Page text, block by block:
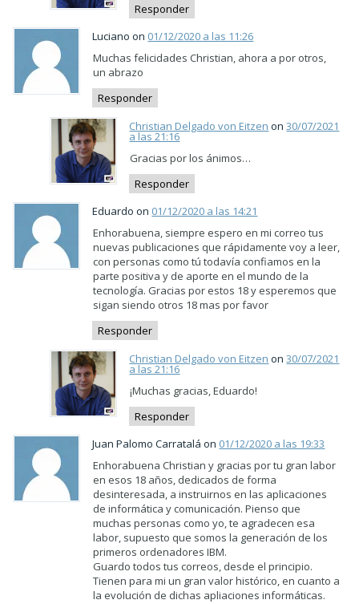
Responder
Luciano on 01/12/2020 a las 11:26
Muchas felicidades Christian, ahora a por otros,
un abrazo
Responder
Christian Delgado von Eitzen on30/07/2021
a las 21:16
Gracias por los ánimos…
Responder
Eduardo on 01/12/2020 a las 14:21
Enhorabuena, siempre espero en mi correo tus
nuevas publicaciones que rápidamente voy a leer,
con personas como tú todavía confiamos en la
parte positiva y de aporte en el mundo de la
tecnología. Gracias por estos 18 y esperemos que
sigan siendo otros 18 mas por favor
Responder
Christian Delgado von Eitzen on30/07/2021
a las 21:16
¡Muchas gracias, Eduardo!
Responder
Juan Palomo Carratalá on 01/12/2020 a las 19:33
Enhorabuena Christian y gracias por tu gran labor
en esos 18 años, dedicados de forma
desinteresada, a instruirnos en las aplicaciones
de informática y comunicación. Pienso que
muchas personas como yo, te agradecen esa
labor, supuesto que somos la generación de los
primeros ordenadores IBM.
Guardo todos tus correos, desde el principio.
Tienen para mi un gran valor histórico, en cuanto a
la evolución de dichas apliaciones informáticas.